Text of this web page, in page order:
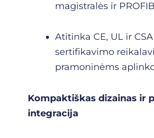
magistralės ir
Atitinka CE, UL ir CSA
sertifikavimo
pramoninėms
Kompaktiškas dizainas ir
integracija